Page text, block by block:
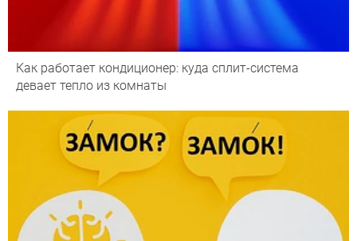
Как работает кондиционер: куда сплит-система
девает тепло из комнаты